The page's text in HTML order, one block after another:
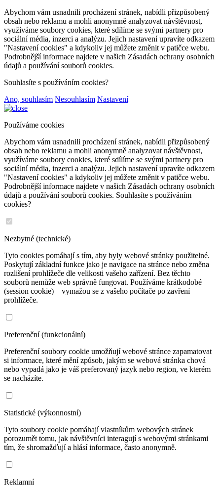
Abychom vám usnadnili procházení stránek, nabídli přizpůsobený
obsah nebo reklamu a mohli anonymně analyzovat návštěvnost,
využíváme soubory cookies, které sdílíme se svými partnery pro
sociální média, inzerci a analýzu. Jejich nastavení upravíte odkazem
"Nastavení cookies" a kdykoliv jej můžete změnit v patičce webu.
Podrobnější informace najdete v našich Zásadách ochrany osobních
údajů a používání souborů cookies.
Souhlasíte s používáním cookies?
Ano, souhlasím Nesouhlasím Nastavení
Používáme cookies
Abychom vám usnadnili procházení stránek, nabídli přizpůsobený
obsah nebo reklamu a mohli anonymně analyzovat návštěvnost,
využíváme soubory cookies, které sdílíme se svými partnery pro
sociální média, inzerci a analýzu. Jejich nastavení upravíte odkazem
"Nastavení cookies" a kdykoliv jej můžete změnit v patičce webu.
Podrobnější informace najdete v našich Zásadách ochrany osobních
údajů a používání souborů cookies. Souhlasíte s používáním
cookies?
Nezbytné (technické)
Tyto cookies pomáhají s tím, aby byly webové stránky použitelné.
Poskytují základní funkce jako je navigace na stránce nebo změna
rozlišení prohlížeče dle velikosti vašeho zařízení. Bez těchto
souborů nemůže web správně fungovat. Používáme krátkodobé
(session cookie) – vymažou se z vašeho počítače po zavření
prohlížeče.
Preferenční (funkcionální)
Preferenční soubory cookie umožňují webové stránce zapamatovat
si informace, které mění způsob, jakým se webová stránka chová
nebo vypadá jako je váš preferovaný jazyk nebo region, ve kterém
se nacházíte.
Statistické (výkonnostní)
Tyto soubory cookie pomáhají vlastníkům webových stránek
porozumět tomu, jak návštěvníci interagují s webovými stránkami
tím, že shromažďují a hlásí informace, často anonymně.
Reklamní